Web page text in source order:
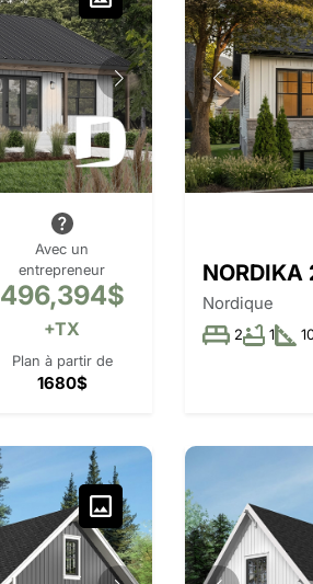
Avec un
entrepreneur
496,394$
+TX
Plan à partir de
1680$
NORDIKA
Nordique
2 1